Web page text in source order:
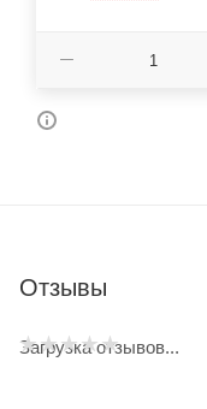
Отзывы
Загрузка отзывов...